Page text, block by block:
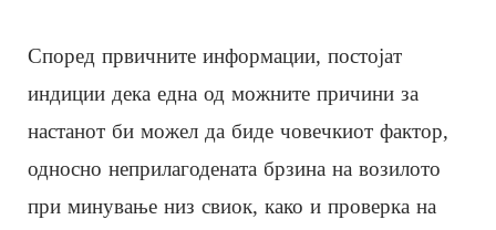
Според првичните информации, постојат
индиции дека една од можните причини за
настанот би можел да биде човечкиот фактор,
односно неприлагодената брзина на возилото
при минување низ свиок, како и проверка на